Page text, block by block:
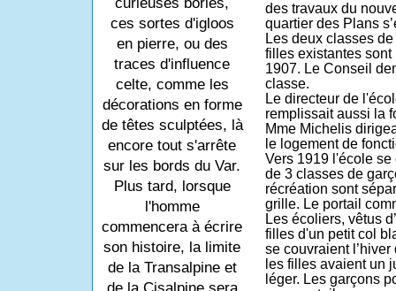
ces sortes d'igloos
en pierre, ou des
traces d'influence
celte, comme les
décorations en forme
de têtes sculptées, là
encore tout s'arrête
sur les bords du Var.
Plus tard, lorsque
l'homme
commencera à écrire
son histoire, la limite
de la Transalpine et
des travaux du
quartier des Plans
Les deux classes
filles existantes sont
1907. Le Conseil
classe.
Le directeur de
remplissait aussi la
Mme Michelis
le logement de
Vers 1919 l'école
de 3 classes de
récréation sont
grille. Le portail
Les écoliers, vêtus
filles d'un petit col
se couvraient
les filles avaient un
léger. Les garçons